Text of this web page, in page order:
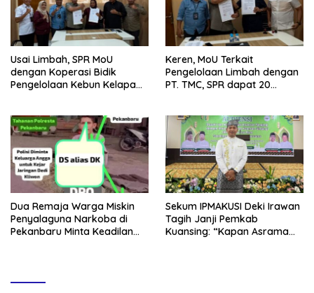
Usai Limbah, SPR MoU
dengan Koperasi Bidik
Pengelolaan Kebun Kelapa
Keren, MoU Terkait
Pengelolaan Limbah dengan
PT. TMC, SPR dapat 20
Dua Remaja Warga Miskin
Penyalaguna Narkoba di
Pekanbaru Minta Keadilan
Sekum IPMAKUSI Deki Irawan
Tagih Janji Pemkab
Kuansing: “Kapan Asrama